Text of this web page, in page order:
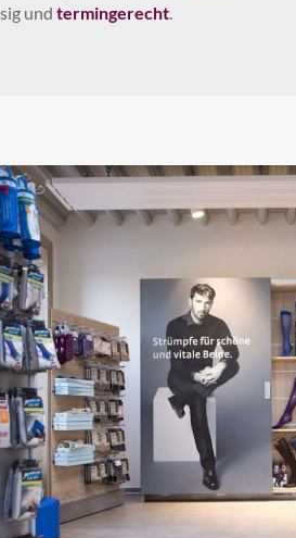
und termingerecht.